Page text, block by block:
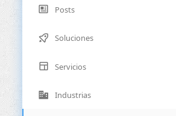
Posts
Soluciones
Servicios
Industrias